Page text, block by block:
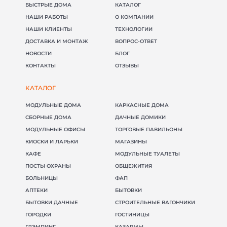
(098) 853-40-40
(095) 853-40-40
+380988534040
info@blockmodul.com.ua
Офис: г. Киев, ул Ильинская 12
Пн-Пт: 9:00-18:00 / Сб: 9:00-16:00
БЫСТРЫЕ ДОМА
КАТАЛОГ
НАШИ РАБОТЫ
О КОМПАНИИ
НАШИ КЛИЕНТЫ
ТЕХНОЛОГИИ
ДОСТАВКА И МОНТАЖ
ВОПРОС-ОТВЕТ
НОВОСТИ
БЛОГ
КОНТАКТЫ
ОТЗЫВЫ
КАТАЛОГ
МОДУЛЬНЫЕ ДОМА
КАРКАСНЫЕ ДОМА
СБОРНЫЕ ДОМА
ДАЧНЫЕ ДОМИКИ
МОДУЛЬНЫЕ ОФИСЫ
ТОРГОВЫЕ ПАВИЛЬОНЫ
КИОСКИ И ЛАРЬКИ
МАГАЗИНЫ
КАФЕ
МОДУЛЬНЫЕ ТУАЛЕТЫ
ПОСТЫ ОХРАНЫ
ОБЩЕЖИТИЯ
БОЛЬНИЦЫ
ФАП
АПТЕКИ
БЫТОВКИ
БЫТОВКИ ДАЧНЫЕ
СТРОИТЕЛЬНЫЕ ВАГОНЧИКИ
ГОРОДКИ
ГОСТИНИЦЫ